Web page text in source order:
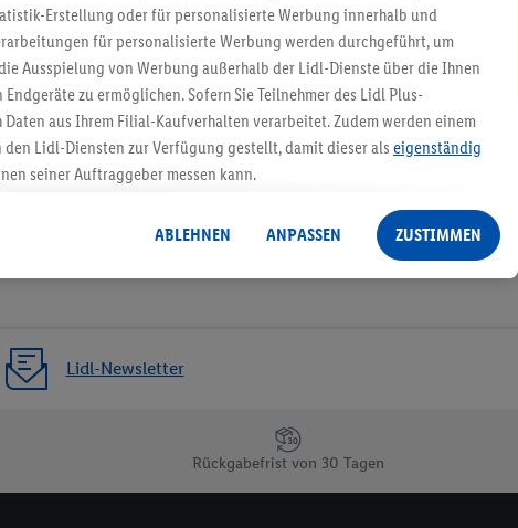
Gutschein sichern!
Lidl-Newsletter
Rückgabefrist von 30 Tagen
Erstellung oder für personalisierte Werbung innerhalb und
für personalisierte Werbung werden durchgeführt, um
Ausspielung von Werbung außerhalb der Lidl-Dienste über die Ihnen
zu ermöglichen. Sofern Sie Teilnehmer des Lidl Plus-
aus Ihrem Filial-Kaufverhalten verarbeitet. Zudem werden einem
Lidl-Diensten zur Verfügung gestellt, damit dieser als eigenständig
seiner Auftraggeber messen kann.
von Daten (z.B. über Ihre Nutzung der Lidl-Dienste, Ihr
aus Ihrem Kundenkonto - z.B. Alter oder Geschlecht - sowie Ihre
Endgeräte und Lidl-Dienste hinweg einschließlich dem Speichern von
zur Entwicklung von Angeboten sowie zur technischen
Ihre dort angegebene E-Mail-Adresse von uns in gemeinsamer
Partner verwendet werden, um daraus eine spezielle Online-Kennung
ähnlich wie die sogleich beschriebene Utiq-Kennung verwenden
ABLEHNEN ANPASSEN ZUSTIMMEN